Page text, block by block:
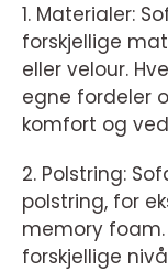
1. Materialer:
forskjellige
eller velour.
egne fordeler
komfort og
2. Polstring:
polstring, for
memory
forskjellige